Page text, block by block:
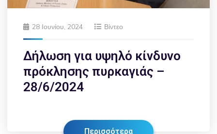
28 Ιουνίου, 2024 Βίντεο
Δήλωση για υψηλό κίνδυνο
πρόκλησης πυρκαγιάς –
28/6/2024
Περισσότερα